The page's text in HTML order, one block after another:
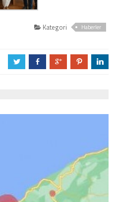
Kategori Haberler
a b c d j